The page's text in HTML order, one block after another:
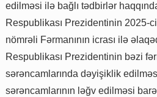
edilməsi ilə bağlı tədbirlər
Respublikası Prezidentinin 2025-
nömrəli Fərmanının icrası ilə
Respublikası Prezidentinin bəzi
sərəncamlarında dəyişiklik
sərəncamlarının ləğv edilməsi